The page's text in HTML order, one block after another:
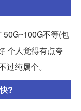
不等(包
个人觉得有点夸
纯属个。
?